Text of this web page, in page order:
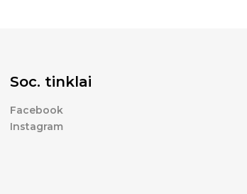
Soc. tinklai
Facebook
Instagram